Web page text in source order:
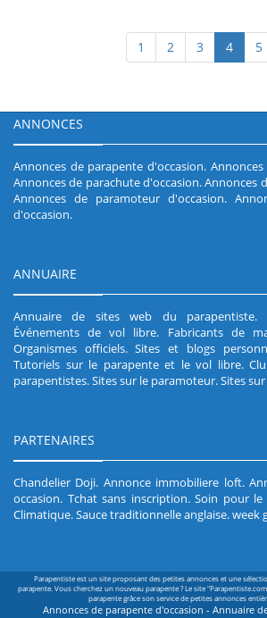
1 2 3 4 5
ANNONCES
Annonces de parapente d'occasion.
Annonces de parachute d'occasion.Annonces
Annonces de paramoteur d'occasion.
d'occasion.
ANNUAIRE
Annuaire de sites web du parapentiste.
Événements de vol libre. Fabricants de
Organismes officiels.Sites et blogs
Tutoriels sur le parapente et le vol libre.
parapentistes.Sites sur le paramoteur.Sites
PARTENAIRES
Chandelier Doji. Annonce immobiliere loft.
occasion. Tchat sans inscription. Soin pour le
Climatique.Sauce traditionnelle anglaise.week
Parapentiste est un site proposant des petites annonces et une
parapente. Vous cherchez un nouveau parapente ? Le site
parapente grâce son service de petites annonces
Annonces de parapente d'occasion - Annuaire